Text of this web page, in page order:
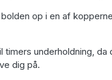
op i en af
timers underholdning,
dig på.